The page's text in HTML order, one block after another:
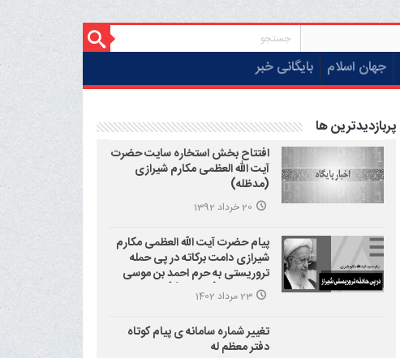
جهان اسلام بایگانی خبر
پربازدیدترین ها
افتتاح بخش استخاره سایت حضرت
آیت الله العظمی مکارم شیرازی
(مدظله)
20 خرداد 1392
پیام حضرت آیت الله العظمی مکارم
شیرازی دامت برکاته در پی حمله
تروریستی به حرم احمد بن موسی
علیه السلام (شاهچراغ)
23 مرداد 1402
تغییر شماره سامانه ی پیام کوتاه
دفتر معظم له